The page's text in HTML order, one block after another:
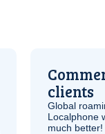
clients
Global
Localphone
much better!